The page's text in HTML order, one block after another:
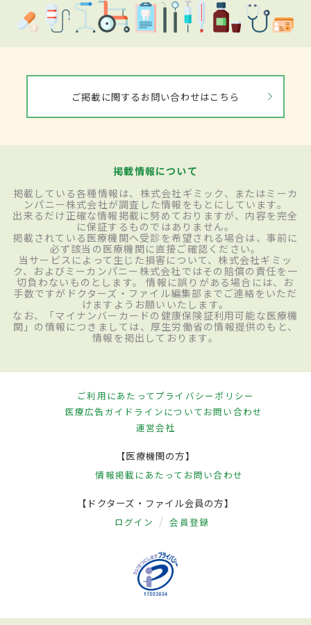
ご掲載に関するお問い合わせはこちら
掲載情報について
掲載している各種情報は、株式会社ギミック、またはミーカ
ンパニー株式会社が調査した情報をもとにしています。
出来るだけ正確な情報掲載に努めておりますが、内容を完全
に保証するものではありません。
掲載されている医療機関へ受診を希望される場合は、事前に
必ず該当の医療機関に直接ご確認ください。
当サービスによって生じた損害について、株式会社ギミッ
ク、およびミーカンパニー株式会社ではその賠償の責任を一
切負わないものとします。 情報に誤りがある場合には、お
手数ですがドクターズ・ファイル編集部までご連絡をいただ
けますようお願いいたします。
なお、「マイナンバーカードの健康保険証利用可能な医療機
関」の情報につきましては、厚生労働省の情報提供のもと、
情報を掲出しております。
ご利用にあたってプライバシーポリシー
医療広告ガイドラインについてお問い合わせ
運営会社
【医療機関の方】
情報掲載にあたって お問い合わせ
【ドクターズ・ファイル会員の方】
ログイン 会員登録